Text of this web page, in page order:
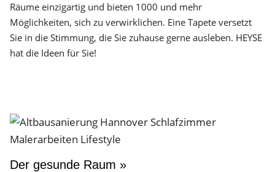
Räume einzigartig und bieten 1000 und mehr
Möglichkeiten, sich zu verwirklichen. Eine Tapete versetzt
Sie in die Stimmung, die Sie zuhause gerne ausleben. HEYSE
hat die Ideen für Sie!
Der gesunde Raum »